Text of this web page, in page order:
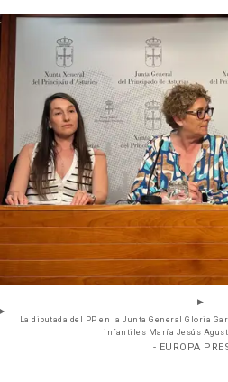
La diputada del PP en la Junta General Gloria
infantiles María Jesús
- EUROPA